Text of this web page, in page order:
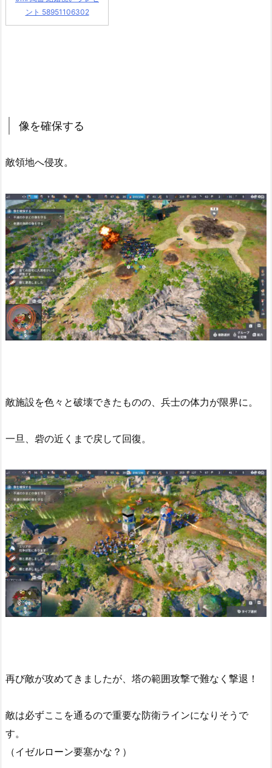
ント 58951106302
像を確保する
敵領地へ侵攻。
敵施設を色々と破壊できたものの、兵士の体力が限界に。
一旦、砦の近くまで戻して回復。
再び敵が攻めてきましたが、塔の範囲攻撃で難なく撃退！
敵は必ずここを通るので重要な防衛ラインになりそうで
す。
（イゼルローン要塞かな？）